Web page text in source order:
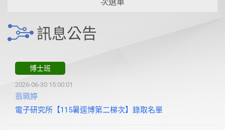
次選單
訊息公告
博士班
2026-06-30 15:00:01
翁珮婷
電子研究所【115暑逕博第二梯次】錄取名單